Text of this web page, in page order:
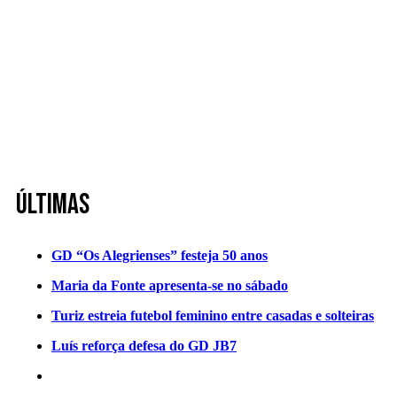
Últimas
GD “Os Alegrienses” festeja 50 anos
Maria da Fonte apresenta-se no sábado
Turiz estreia futebol feminino entre casadas e solteiras
Luís reforça defesa do GD JB7